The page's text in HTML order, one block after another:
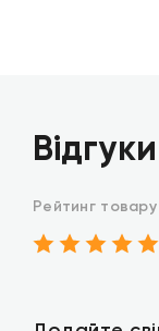
Рейтинг товару